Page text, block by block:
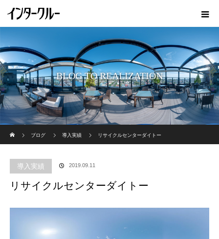
BLOG TO REALIZATION
ブログ
導入実績 リサイクルセンターダイトー
導入実績 2019.09.11
リサイクルセンターダイトー